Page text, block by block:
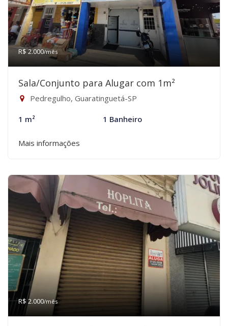
R$ 2.000/mês
Sala/Conjunto para Alugar com 1m²
Pedregulho, Guaratinguetá-SP
1 m² 1 Banheiro
Mais informações
R$ 2.000/mês